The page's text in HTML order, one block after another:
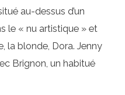
au-dessus d’un
le « nu artistique » et
la blonde, Dora. Jenny
Brignon, un habitué